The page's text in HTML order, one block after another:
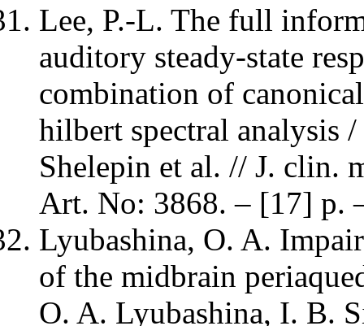
Lee, P.-L. The full
auditory steady-state
combination of
hilbert spectral analysis
Shelepin et al. // J. clin.
Art. No: 3868. – [17] p.
Lyubashina, O. A.
of the midbrain
O. A. Lyubashina, I. B.